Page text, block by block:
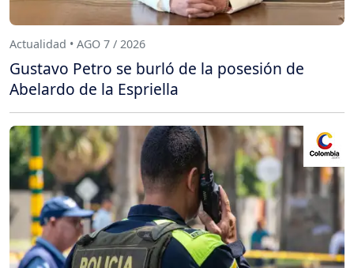
Actualidad • AGO 7 / 2026
Gustavo Petro se burló de la posesión de
Abelardo de la Espriella